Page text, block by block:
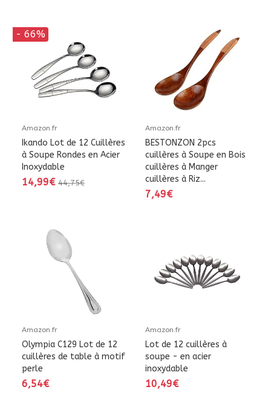
- 66%
Amazon.fr
Ikando Lot de 12 Cuillères
à Soupe Rondes en Acier
Inoxydable
14,99€ 44,75€
Amazon.fr
BESTONZON 2pcs
cuillères à Soupe en Bois
cuillères à Manger
cuillères à Riz...
7,49€
Amazon.fr
Olympia C129 Lot de 12
cuillères de table à motif
perle
6,54€
Amazon.fr
Lot de 12 cuillères à
soupe - en acier
inoxydable
10,49€